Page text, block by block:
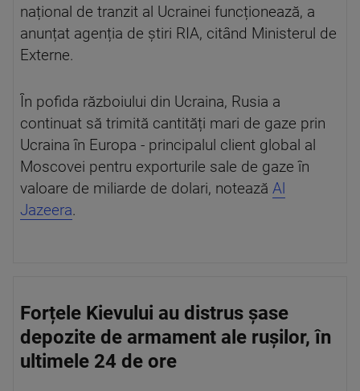
național de tranzit al Ucrainei funcționează, a
anunțat agenția de știri RIA, citând Ministerul de
Externe.
În pofida războiului din Ucraina, Rusia a
continuat să trimită cantități mari de gaze prin
Ucraina în Europa - principalul client global al
Moscovei pentru exporturile sale de gaze în
valoare de miliarde de dolari, notează Al
Jazeera.
Forțele Kievului au distrus șase
depozite de armament ale rușilor, în
ultimele 24 de ore